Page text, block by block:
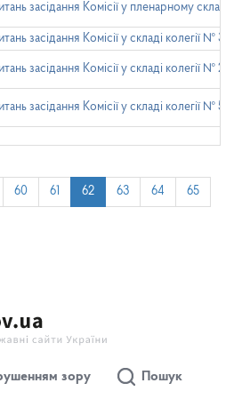
засідання Комісії у пленарному складі
засідання Комісії у складі колегії
засідання Комісії у складі колегії № 2
засідання Комісії у складі колегії № 5
60 61 62 63 64 65
зору Пошук